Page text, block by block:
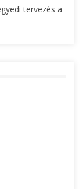
tervezés a